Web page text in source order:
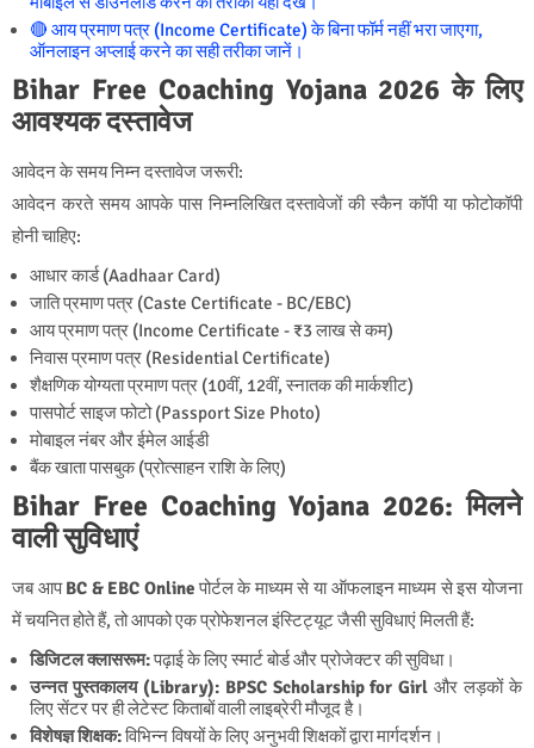
🔴 आय प्रमाण पत्र (Income Certificate) के बिना फॉर्म नहीं भरा जाएगा,
ऑनलाइन अप्लाई करने का सही तरीका जानें।
Bihar Free Coaching Yojana 2026 के लिए
आवश्यक दस्तावेज
आवेदन के समय निम्न दस्तावेज जरूरी:
आवेदन करते समय आपके पास निम्नलिखित दस्तावेजों की स्कैन कॉपी या फोटोकॉपी
होनी चाहिए:
आधार कार्ड (Aadhaar Card)
जाति प्रमाण पत्र (Caste Certificate - BC/EBC)
आय प्रमाण पत्र (Income Certificate - ₹3 लाख से कम)
निवास प्रमाण पत्र (Residential Certificate)
शैक्षणिक योग्यता प्रमाण पत्र (10वीं, 12वीं, स्नातक की मार्कशीट)
पासपोर्ट साइज फोटो (Passport Size Photo)
मोबाइल नंबर और ईमेल आईडी
बैंक खाता पासबुक (प्रोत्साहन राशि के लिए)
Bihar Free Coaching Yojana 2026: मिलने
वाली सुविधाएं
जब आपBC & EBC Onlineपोर्टल के माध्यम से या ऑफलाइन माध्यम से इस योजना
में चयनित होते हैं, तो आपको एक प्रोफेशनल इंस्टिट्यूट जैसी सुविधाएं मिलती हैं:
डिजिटल क्लासरूम:पढ़ाई के लिए स्मार्ट बोर्ड और प्रोजेक्टर की सुविधा।
उन्नत पुस्तकालय (Library): BPSC Scholarship for Girl और लड़कों के
लिए सेंटर पर ही लेटेस्ट किताबों वाली लाइब्रेरी मौजूद है।
विशेषज्ञ शिक्षक:विभिन्न विषयों के लिए अनुभवी शिक्षकों द्वारा मार्गदर्शन।